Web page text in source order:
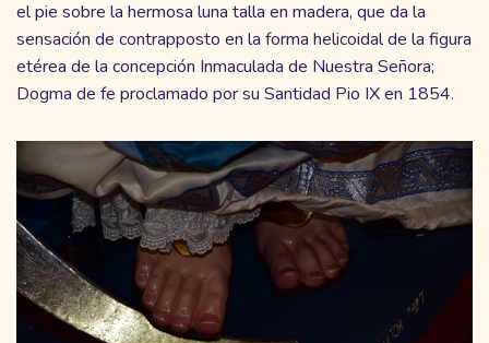
el pie sobre la hermosa luna talla en madera, que da la
sensación de contrapposto en la forma helicoidal de la figura
etérea de la concepción Inmaculada de Nuestra Señora;
Dogma de fe proclamado por su Santidad Pio IX en 1854.